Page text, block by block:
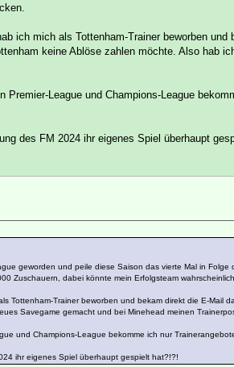
ich mich als Tottenham-Trainer beworben
keine Ablöse zahlen möchte. Also hab
League und Champions-League
des FM 2024 ihr eigenes Spiel überhaupt
geworden und peile diese Saison das vierte Mal in
Zuschauern, dabei könnte mein Erfolgsteam
Tottenham-Trainer beworben und bekam direkt die E-Mail
Savegame gemacht und bei Minehead meinen
und Champions-League bekomme ich nur
ihr eigenes Spiel überhaupt gespielt hat?!?!